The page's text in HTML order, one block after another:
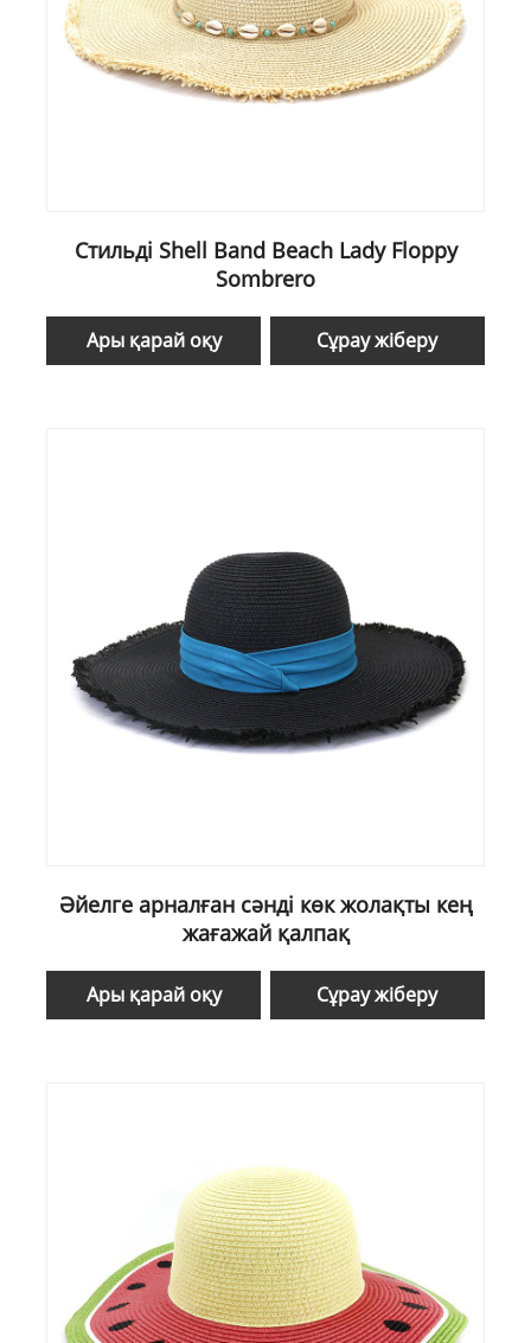
Стильді Shell Band Beach Lady Floppy
Sombrero
Ары қарай оқу Сұрау жіберу
Әйелге арналған сәнді көк жолақты кең
жағажай қалпақ
Ары қарай оқу Сұрау жіберу